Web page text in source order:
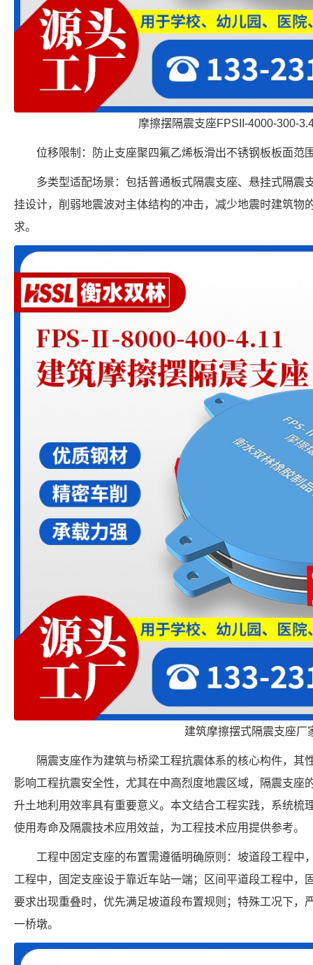
摩擦摆隔震支座FPSII-4000-300-
位移限制：防止支座聚四氟乙烯板滑出不锈钢板板面范
多类型适配场景：包括普通板式隔震支座、悬挂式隔震
挂设计，削弱地震波对主体结构的冲击，减少地震时建筑物
求。
建筑摩擦摆式隔震支座厂
隔震支座作为建筑与桥梁工程抗震体系的核心构件，其
影响工程抗震安全性，尤其在中高烈度地震区域，隔震支座
升土地利用效率具有重要意义。本文结合工程实践，系统梳
使用寿命及隔震技术应用效益，为工程技术应用提供参考。
工程中固定支座的布置需遵循明确原则：坡道段工程中
工程中，固定支座设于靠近车站一端；区间平道段工程中，
要求出现重叠时，优先满足坡道段布置规则；特殊工况下，
一桥墩。